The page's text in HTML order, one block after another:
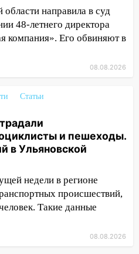
крупный град:
уходит под
взяла на контроль
сбила
на улице
уголовное дело
37-летнего
ещё 19 июля
до прогулки с
в Ульяновской
направила в суд
48-летнего директора
компания». Его обвиняют в
08.08.2026
Статьи
и пешеходы.
в Ульяновской
недели в регионе
происшествий,
Такие данные
08.08.2026